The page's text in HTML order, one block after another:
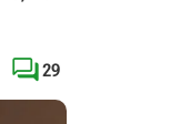
29